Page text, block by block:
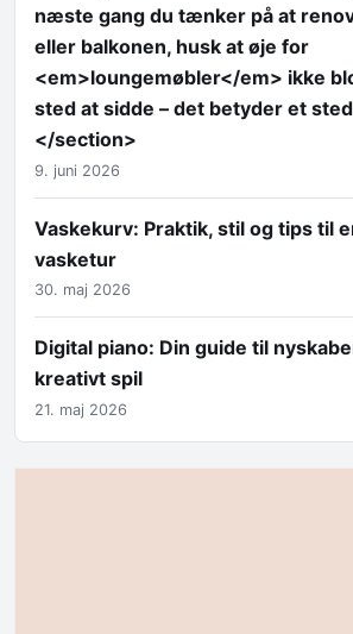
næste gang du tænker på at
eller balkonen, husk at øje for
<em>loungemøbler</em> ikke
sted at sidde – det betyder et
</section>
9. juni 2026
Vaskekurv: Praktik, stil og tips til
vasketur
30. maj 2026
Digital piano: Din guide til
kreativt spil
21. maj 2026